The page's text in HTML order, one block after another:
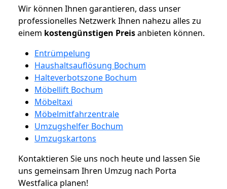
Wir können Ihnen garantieren, dass unser
professionelles Netzwerk Ihnen nahezu alles zu
einem kostengünstigen Preisanbieten können.
Entrümpelung
Haushaltsauflösung Bochum
Halteverbotszone Bochum
Möbellift Bochum
Möbeltaxi
Möbelmitfahrzentrale
Umzugshelfer Bochum
Umzugskartons
Kontaktieren Sie uns noch heute und lassen Sie
uns gemeinsam Ihren Umzug nach Porta
Westfalica planen!